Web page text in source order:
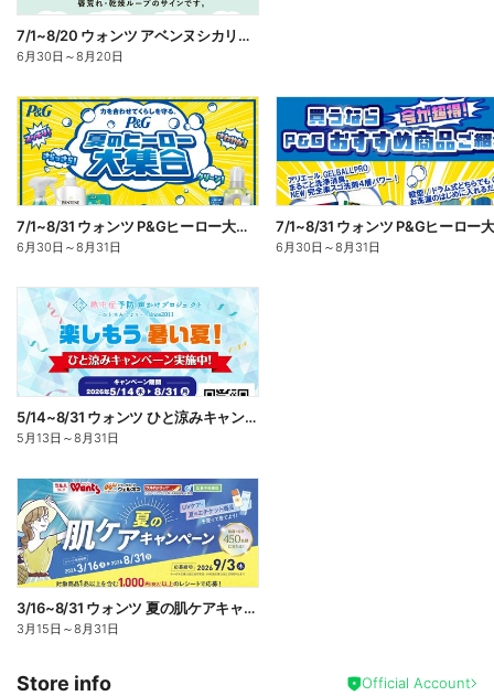
7/1~8/20 ウォンツ アベンヌシカリップ予約
6月30日 ～8月20日
7/1~8/31 ウォンツ P&Gヒーロー大集合キャンペーン企画ー1
6月30日 ～8月31日 6月30日 ～8月31日
5/14~8/31 ウォンツ ひと涼みキャンペーン
5月13日 ～8月31日
3/16~8/31 ウォンツ 夏の肌ケアキャンペーン
3月15日 ～8月31日
Store info Official Account